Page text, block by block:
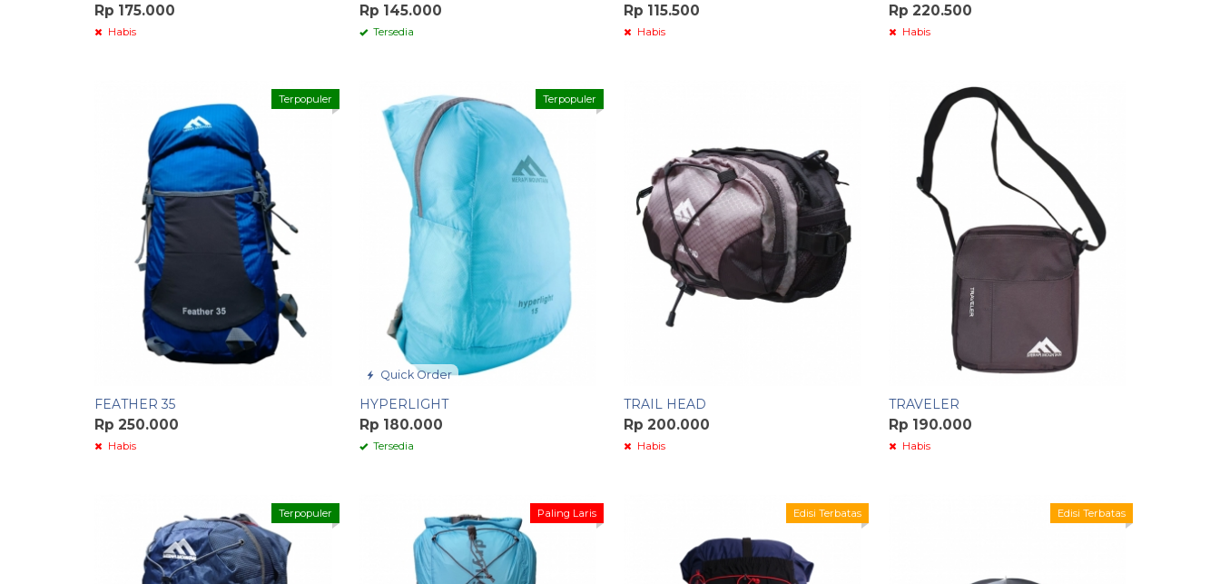
Rp 175.000
Habis
Rp 145.000
Tersedia
Rp 115.500
Habis
Rp 220.500
Habis
Terpopuler
FEATHER 35
Rp 250.000
Habis
Quick Order
Terpopuler
HYPERLIGHT
Rp 180.000
Tersedia
TRAIL HEAD
Rp 200.000
Habis
TRAVELER
Rp 190.000
Habis
Terpopuler Paling Laris Edisi Terbatas Edisi Terbatas